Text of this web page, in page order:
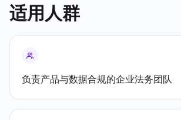
适用人群
负责产品与数据合规的企业法务团队